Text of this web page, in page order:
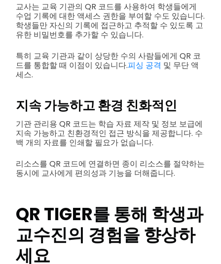
교사는 교육 기관의 QR 코드를 사용하여 학생들에게
수업 기록에 대한 액세스 권한을 부여할 수도 있습니다.
학생들만 자신의 기록에 접근하고 추적할 수 있도록 고
유한 비밀번호를 추가할 수 있습니다.
특히 교육 기관과 같이 상당한 수의 사람들에게 QR 코
드를 통합할 때 이점이 있습니다.피싱 공격 및 무단 액
세스.
지속 가능하고 환경 친화적인
기관 관리용 QR 코드는 학습 자료 제작 및 정보 보급에
지속 가능하고 친환경적인 접근 방식을 제공합니다. 수
백 개의 자료를 인쇄할 필요가 없습니다.
리소스를 QR 코드에 연결하면 종이 리소스를 절약하는
동시에 교사에게 편의성과 기능을 더해줍니다.
QR TIGER를 통해 학생과
교수진의 경험을 향상하
세요